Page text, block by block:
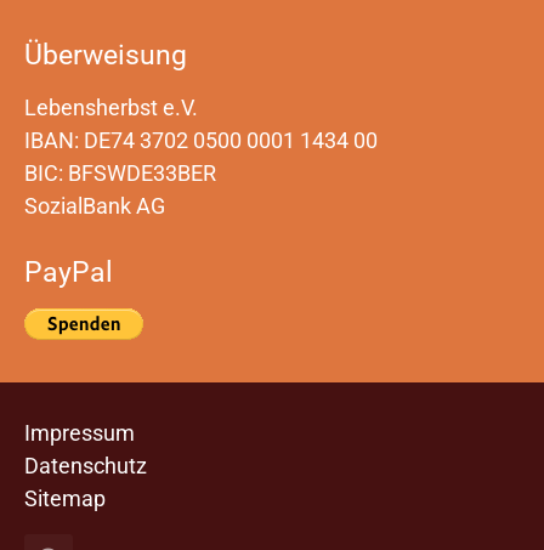
Überweisung
Lebensherbst e.V.
IBAN: DE74 3702 0500 0001 1434 00
BIC: BFSWDE33BER
SozialBank AG
PayPal
Impressum
Datenschutz
Sitemap